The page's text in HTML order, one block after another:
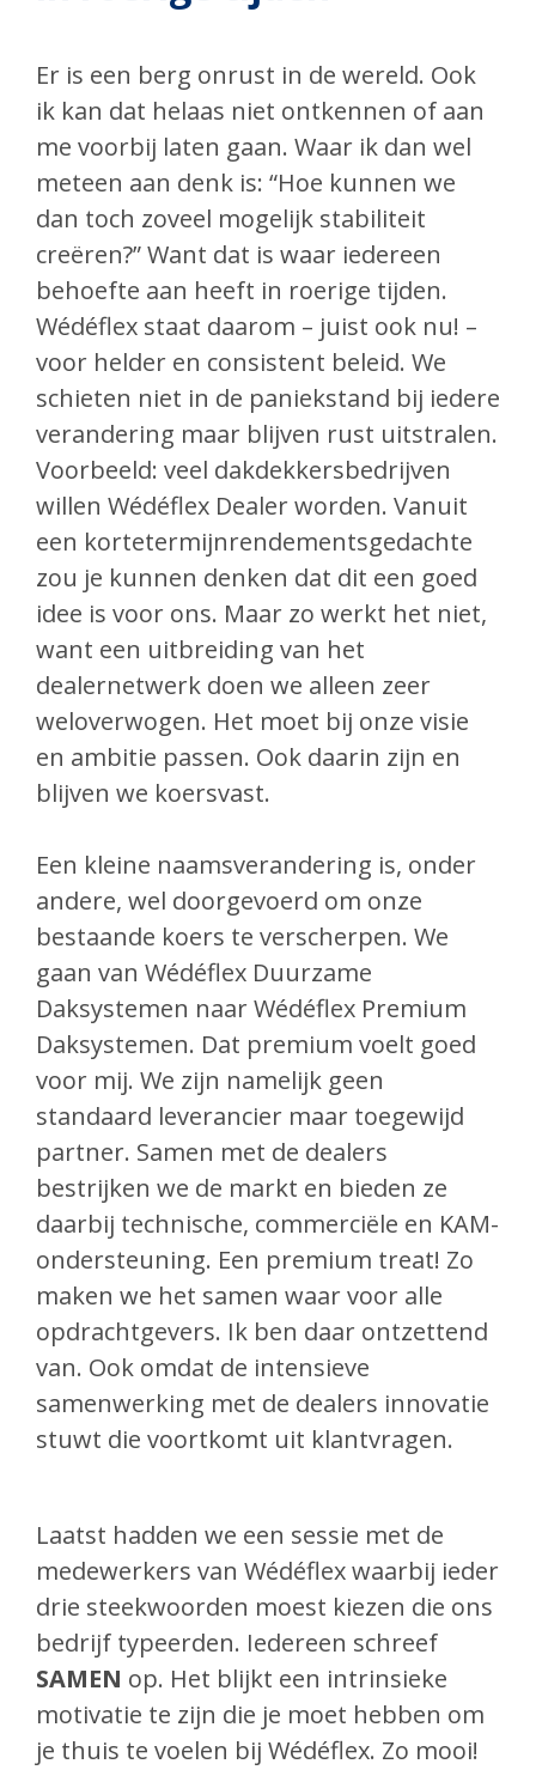
Er is een berg onrust in de wereld. Ook
ik kan dat helaas niet ontkennen of aan
me voorbij laten gaan. Waar ik dan wel
meteen aan denk is: “Hoe kunnen we
dan toch zoveel mogelijk stabiliteit
creëren?” Want dat is waar iedereen
behoefte aan heeft in roerige tijden.
Wédéflex staat daarom – juist ook nu! –
voor helder en consistent beleid. We
schieten niet in de paniekstand bij iedere
verandering maar blijven rust uitstralen.
Voorbeeld: veel dakdekkersbedrijven
willen Wédéflex Dealer worden. Vanuit
een kortetermijnrendementsgedachte
zou je kunnen denken dat dit een goed
idee is voor ons. Maar zo werkt het niet,
want een uitbreiding van het
dealernetwerk doen we alleen zeer
weloverwogen. Het moet bij onze visie
en ambitie passen. Ook daarin zijn en
blijven we koersvast.
Een kleine naamsverandering is, onder
andere, wel doorgevoerd om onze
bestaande koers te verscherpen. We
gaan van Wédéflex Duurzame
Daksystemen naar Wédéflex Premium
Daksystemen. Dat premium voelt goed
voor mij. We zijn namelijk geen
standaard leverancier maar toegewijd
partner. Samen met de dealers
bestrijken we de markt en bieden ze
daarbij technische, commerciële en KAM-
ondersteuning. Een premium treat! Zo
maken we het samen waar voor alle
opdrachtgevers. Ik ben daar ontzettend
van. Ook omdat de intensieve
samenwerking met de dealers innovatie
stuwt die voortkomt uit klantvragen.
Laatst hadden we een sessie met de
medewerkers van Wédéflex waarbij ieder
drie steekwoorden moest kiezen die ons
bedrijf typeerden. Iedereen schreef
SAMEN op. Het blijkt een intrinsieke
motivatie te zijn die je moet hebben om
je thuis te voelen bij Wédéflex. Zo mooi!